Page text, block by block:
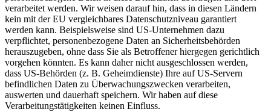
verarbeitet werden. Wir weisen darauf hin, dass in diesen Ländern
kein mit der EU vergleichbares Datenschutzniveau garantiert
werden kann. Beispielsweise sind US-Unternehmen dazu
verpflichtet, personenbezogene Daten an Sicherheitsbehörden
herauszugeben, ohne dass Sie als Betroffener hiergegen gerichtlich
vorgehen könnten. Es kann daher nicht ausgeschlossen werden,
dass US-Behörden (z. B. Geheimdienste) Ihre auf US-Servern
befindlichen Daten zu Überwachungszwecken verarbeiten,
auswerten und dauerhaft speichern. Wir haben auf diese
Verarbeitungstätigkeiten keinen Einfluss.